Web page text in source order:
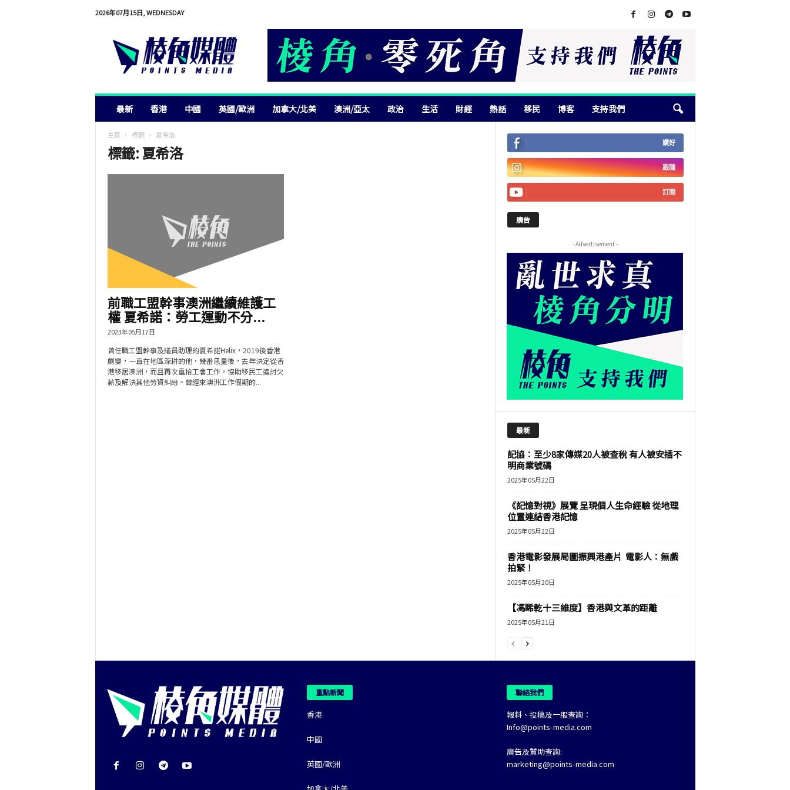
2026年07月15日, WEDNESDAY
最新 香港 中國 英國/歐洲 加拿大/北美 澳洲/亞太 政治 生活 財經 熱話 移民 博客 支持我們
主頁 標籤 夏希洛
標籤: 夏希洛
前職工盟幹事澳洲繼續維護工
權 夏希諾：勞工運動不分...
2023年05月17日
曾任職工盟幹事及議員助理的夏希諾Helix，2019後香港
劇變，一直在地區深耕的他，幾番思量後，去年決定從香
港移居澳洲，而且再次重拾工會工作，協助移民工追討欠
薪及解決其他勞資糾紛。曾經來澳洲工作假期的...
讚好
跟隨
訂閱
廣告
- Advertisement -
最新
記協：至少8家傳媒20人被查稅 有人被安插不
明商業號碼
2025年05月22日
《記憶對視》展覽 呈現個人生命經驗 從地理
位置連結香港記憶
2025年05月22日
香港電影發展局圖振興港產片 電影人：無戲
拍緊！
2025年05月20日
【馮睎乾十三維度】香港與文革的距離
2025年05月21日
重點新聞
香港
中國
英國/歐洲
聯絡我們
報料、投稿及一般查詢：
Info@points-media.com
廣告及贊助查詢:
marketing@points-media.com